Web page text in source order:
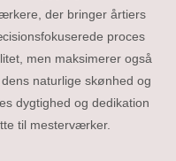
der bringer årtiers
proces
men maksimerer også
naturlige skønhed og
dygtighed og dedikation
til mesterværker.